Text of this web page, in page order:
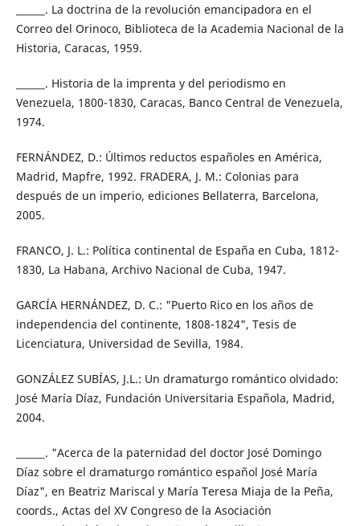
______. La doctrina de la revolución emancipadora en el
Correo del Orinoco, Biblioteca de la Academia Nacional de la
Historia, Caracas, 1959.
______. Historia de la imprenta y del periodismo en
Venezuela, 1800-1830, Caracas, Banco Central de Venezuela,
1974.
FERNÁNDEZ, D.: Últimos reductos españoles en América,
Madrid, Mapfre, 1992. FRADERA, J. M.: Colonias para
después de un imperio, ediciones Bellaterra, Barcelona,
2005.
FRANCO, J. L.: Política continental de España en Cuba, 1812-
1830, La Habana, Archivo Nacional de Cuba, 1947.
GARCÍA HERNÁNDEZ, D. C.: "Puerto Rico en los años de
independencia del continente, 1808-1824", Tesis de
Licenciatura, Universidad de Sevilla, 1984.
GONZÁLEZ SUBÍAS, J.L.: Un dramaturgo romántico olvidado:
José María Díaz, Fundación Universitaria Española, Madrid,
2004.
______. "Acerca de la paternidad del doctor José Domingo
Díaz sobre el dramaturgo romántico español José María
Díaz", en Beatriz Mariscal y María Teresa Miaja de la Peña,
coords., Actas del XV Congreso de la Asociación